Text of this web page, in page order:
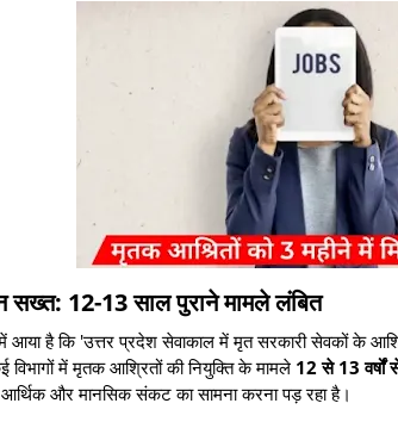
सख्त: 12-13 साल पुराने मामले लंबित
आया है कि 'उत्तर प्रदेश सेवाकाल में मृत सरकारी सेवकों के
विभागों में मृतक आश्रितों की नियुक्ति के मामले 12 से 13 वर्षों
आर्थिक और मानसिक संकट का सामना करना पड़ रहा है।